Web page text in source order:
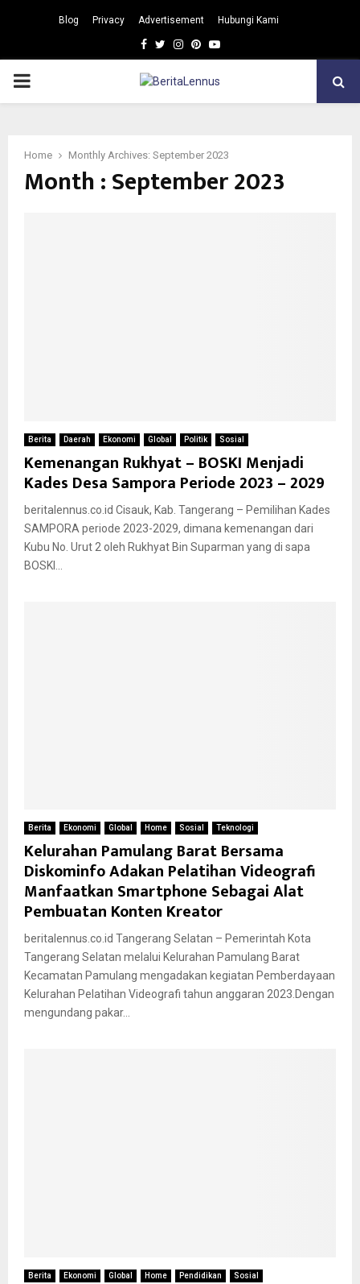
Blog Privacy Advertisement Hubungi Kami
Facebook
TwitterInstagram
Pinterest
Youtube
PRIMARY
Home Monthly Archives: September 2023
Month : September 2023
Berita Daerah Ekonomi Global Politik Sosial
Kemenangan Rukhyat – BOSKI Menjadi
Kades Desa Sampora Periode 2023 – 2029
beritalennus.co.id Cisauk, Kab. Tangerang – Pemilihan Kades
SAMPORA periode 2023-2029, dimana kemenangan dari
Kubu No. Urut 2 oleh Rukhyat Bin Suparman yang di sapa
BOSKI...
Berita Ekonomi Global Home Sosial Teknologi
Kelurahan Pamulang Barat Bersama
Diskominfo Adakan Pelatihan Videografi
Manfaatkan Smartphone Sebagai Alat
Pembuatan Konten Kreator
beritalennus.co.id Tangerang Selatan – Pemerintah Kota
Tangerang Selatan melalui Kelurahan Pamulang Barat
Kecamatan Pamulang mengadakan kegiatan Pemberdayaan
Kelurahan Pelatihan Videografi tahun anggaran 2023.Dengan
mengundang pakar...
Berita Ekonomi Global Home Pendidikan Sosial